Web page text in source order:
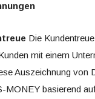
Die
mit einem
Auszeichnung von
MONEY basierend